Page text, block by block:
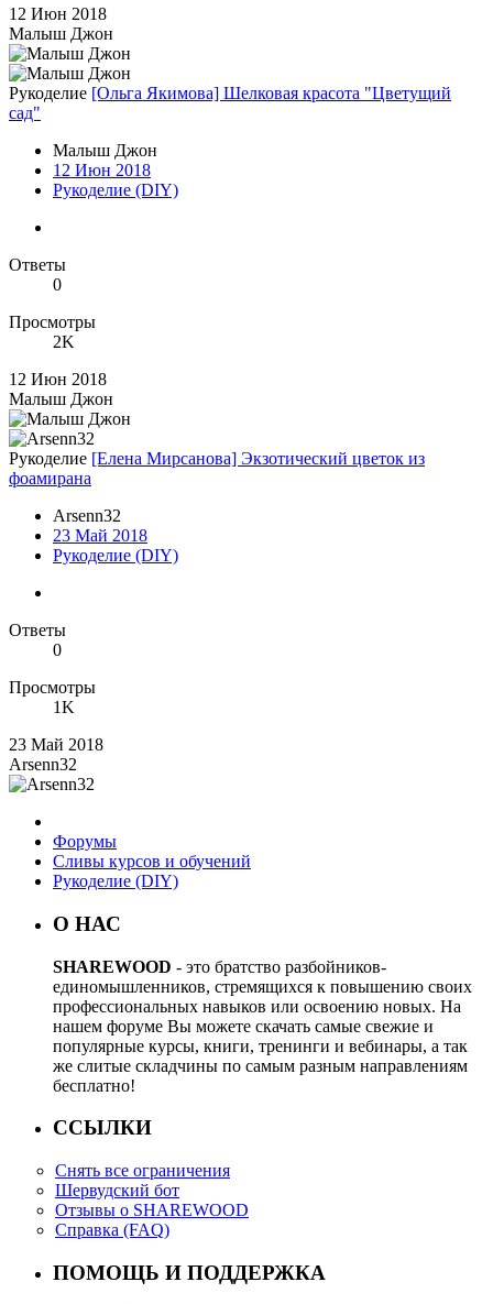
12 Июн 2018
Малыш Джон
Рукоделие [Ольга Якимова] Шелковая красота "Цветущий
сад"
Малыш Джон
12 Июн 2018
Рукоделие (DIY)
Ответы
0
Просмотры
2K
12 Июн 2018
Малыш Джон
Рукоделие [Елена Мирсанова] Экзотический цветок из
фоамирана
Arsenn32
23 Май 2018
Рукоделие (DIY)
Ответы
0
Просмотры
1K
23 Май 2018
Arsenn32
Форумы
Сливы курсов и обучений
Рукоделие (DIY)
О НАС
SHAREWOOD - это братство разбойников-
единомышленников, стремящихся к повышению своих
профессиональных навыков или освоению новых. На
нашем форуме Вы можете скачать самые свежие и
популярные курсы, книги, тренинги и вебинары, а так
же слитые складчины по самым разным направлениям
бесплатно!
ССЫЛКИ
Снять все ограничения
Шервудский бот
Отзывы о SHAREWOOD
Справка (FAQ)
ПОМОЩЬ И ПОДДЕРЖКА